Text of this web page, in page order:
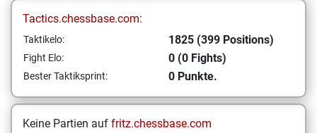
Tactics.chessbase.com:
Taktikelo: 1825 (399 Positions)
Fight Elo: 0 (0 Fights)
Bester Taktiksprint: 0 Punkte.
Keine Partien auf fritz.chessbase.com